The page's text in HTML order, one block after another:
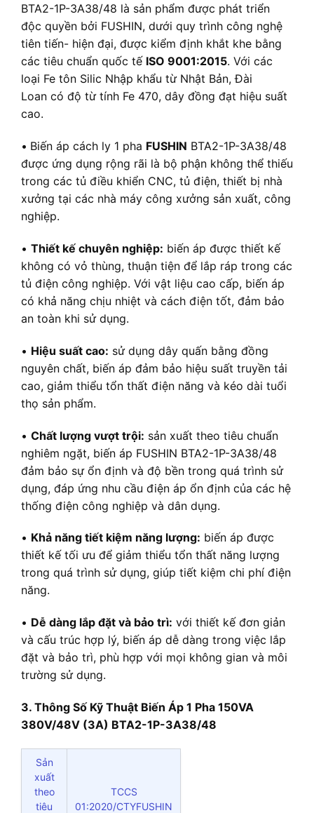
BTA2-1P-3A38/48 là sản phẩm được phát triển
độc quyền bởi FUSHIN, dưới quy trình công nghệ
tiên tiến- hiện đại, được kiểm định khắt khe bằng
các tiêu chuẩn quốc tế ISO 9001:2015. Với các
loại Fe tôn Silic Nhập khẩu từ Nhật Bản, Đài
Loan có độ từ tính Fe 470, dây đồng đạt hiệu suất
cao.
• Biến áp cách ly 1 pha FUSHIN BTA2-1P-3A38/48
được ứng dụng rộng rãi là bộ phận không thể thiếu
trong các tủ điều khiển CNC, tủ điện, thiết bị nhà
xưởng tại các nhà máy công xưởng sản xuất, công
nghiệp.
• Thiết kế chuyên nghiệp: biến áp được thiết kế
không có vỏ thùng, thuận tiện để lắp ráp trong các
tủ điện công nghiệp. Với vật liệu cao cấp, biến áp
có khả năng chịu nhiệt và cách điện tốt, đảm bảo
an toàn khi sử dụng.
• Hiệu suất cao: sử dụng dây quấn bằng đồng
nguyên chất, biến áp đảm bảo hiệu suất truyền tải
cao, giảm thiểu tổn thất điện năng và kéo dài tuổi
thọ sản phẩm.
• Chất lượng vượt trội: sản xuất theo tiêu chuẩn
nghiêm ngặt, biến áp FUSHIN BTA2-1P-3A38/48
đảm bảo sự ổn định và độ bền trong quá trình sử
dụng, đáp ứng nhu cầu điện áp ổn định của các hệ
thống điện công nghiệp và dân dụng.
• Khả năng tiết kiệm năng lượng: biến áp được
thiết kế tối ưu để giảm thiểu tổn thất năng lượng
trong quá trình sử dụng, giúp tiết kiệm chi phí điện
năng.
• Dễ dàng lắp đặt và bảo trì: với thiết kế đơn giản
và cấu trúc hợp lý, biến áp dễ dàng trong việc lắp
đặt và bảo trì, phù hợp với mọi không gian và môi
trường sử dụng.
3. Thông Số Kỹ Thuật Biến Áp 1 Pha 150VA
380V/48V (3A) BTA2-1P-3A38/48
Sản
xuất
theo
tiêu
TCCS
01:2020/CTYFUSHIN